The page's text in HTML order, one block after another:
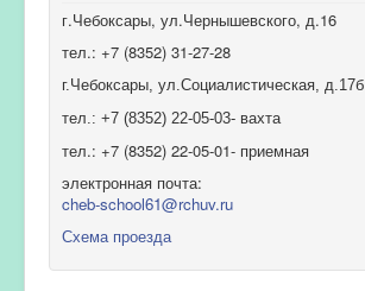
г.Чебоксары, ул.Чернышевского, д.16
тел.: +7 (8352) 31-27-28
г.Чебоксары, ул.Социалистическая, д.17б
тел.: +7 (8352) 22-05-03- вахта
тел.: +7 (8352) 22-05-01- приемная
электронная почта:
cheb-school61@rchuv.ru
Схема проезда